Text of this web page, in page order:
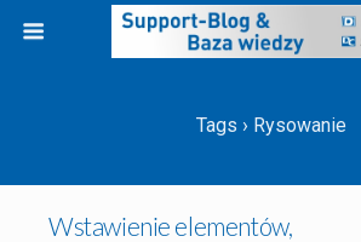
Tags › Rysowanie
Wstawienie elementów,